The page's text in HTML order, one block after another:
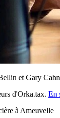
et Gary Cahn
d'Orka.tax. En
à Ameuvelle